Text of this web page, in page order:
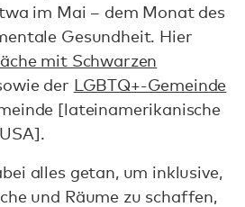
im Mai – dem Monat des
Gesundheit. Hier
mit Schwarzen
der LGBTQ+-Gemeinde
[lateinamerikanische
alles getan, um inklusive,
und Räume zu schaffen,